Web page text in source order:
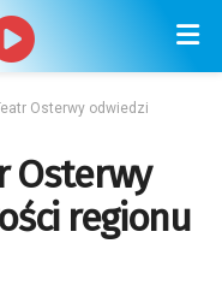
Osterwy odwiedzi
Osterwy
regionu